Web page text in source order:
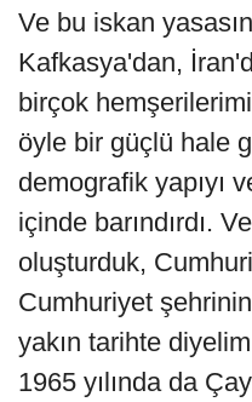
Ve bu iskan
Kafkasya'dan,
birçok
öyle bir güçlü hale
demografik yapıyı
içinde barındırdı.
oluşturduk,
Cumhuriyet
yakın tarihte
1965 yılında da